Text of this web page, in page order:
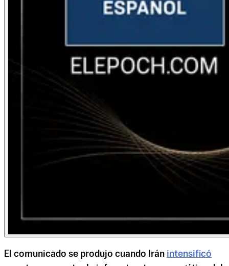
El comunicado se produjo cuando Irán intensificó